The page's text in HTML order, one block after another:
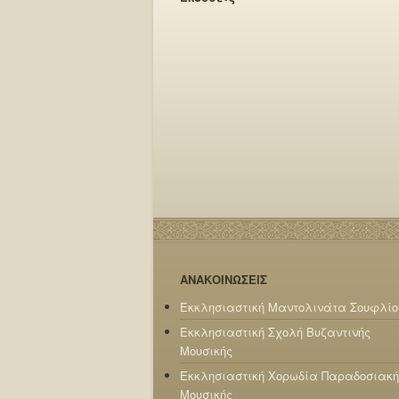
ΑΝΑΚΟΙΝΩΣΕΙΣ
Εκκλησιαστική Μαντολινάτα
Εκκλησιαστική Σχολή Βυζαντινής
Μουσικής
Εκκλησιαστική Χορωδία
Μουσικής